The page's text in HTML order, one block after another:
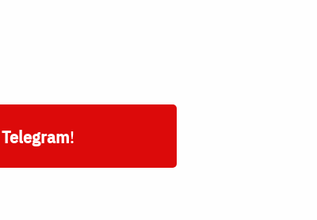
Telegram!